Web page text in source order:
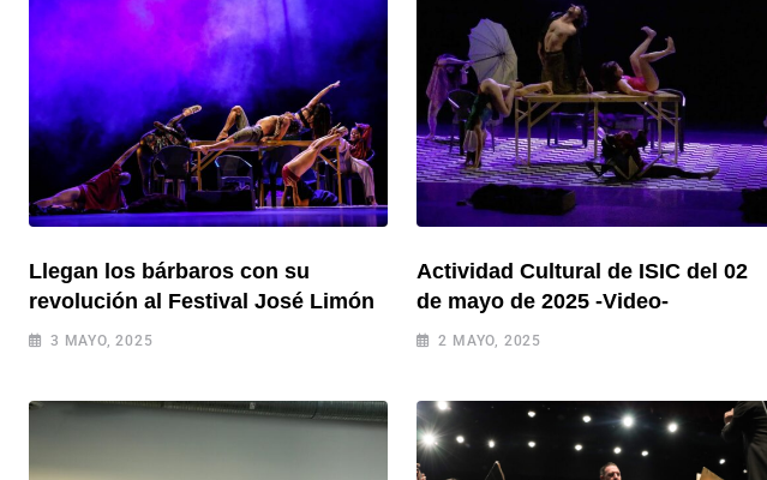
Llegan los bárbaros con su
revolución al Festival José Limón
3 MAYO, 2025
Actividad Cultural de ISIC del 02
de mayo de 2025 -Video-
2 MAYO, 2025